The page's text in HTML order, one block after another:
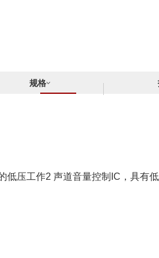
规格
低压工作2 声道音量控制IC，具有